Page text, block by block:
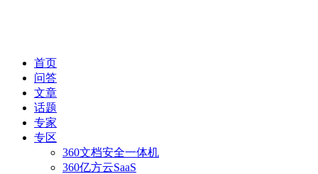
首页
问答
文章
话题
专家
专区
360文档安全一体机
360亿方云SaaS